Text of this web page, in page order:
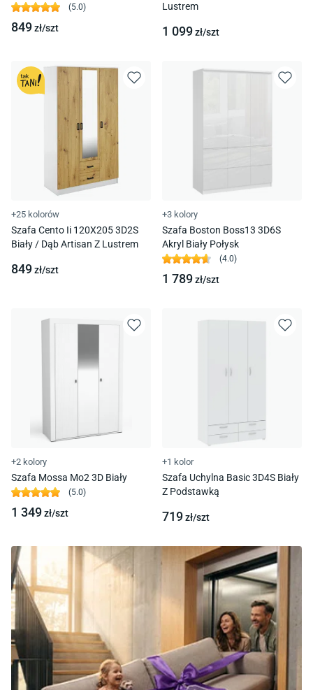
(5.0)
849zł/szt
Lustrem
1 099zł/szt
+25 kolorów
Szafa Cento Ii 120X205 3D2S
Biały / Dąb Artisan Z Lustrem
849zł/szt
+3 kolory
Szafa Boston Boss13 3D6S
Akryl Biały Połysk
(4.0)
1 789zł/szt
+2 kolory
Szafa Mossa Mo2 3D Biały
(5.0)
1 349zł/szt
+1 kolor
Szafa Uchylna Basic 3D4S Biały
Z Podstawką
719zł/szt